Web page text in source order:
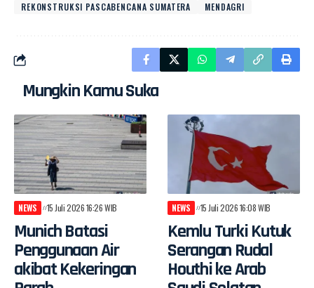
REKONSTRUKSI PASCABENCANA SUMATERA
MENDAGRI
Mungkin Kamu Suka
NEWS 15 Juli 2026 16:26 WIB
Munich Batasi
Penggunaan Air
akibat Kekeringan
NEWS 15 Juli 2026 16:08 WIB
Kemlu Turki Kutuk
Serangan Rudal
Houthi ke Arab